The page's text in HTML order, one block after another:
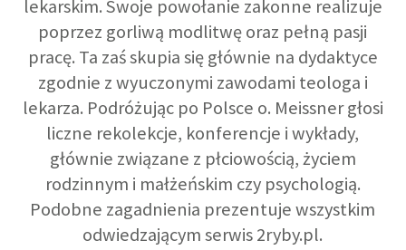
WESPRZYJ NAS
PARTNERZY
NEWSLETTER
DLA MEDIÓW
KONTAKT
lekarskim. Swoje powołanie zakonne realizuje
poprzez gorliwą modlitwę oraz pełną pasji
pracę. Ta zaś skupia się głównie na dydaktyce
zgodnie z wyuczonymi zawodami teologa i
lekarza. Podróżując po Polsce o. Meissner głosi
liczne rekolekcje, konferencje i wykłady,
głównie związane z płciowością, życiem
rodzinnym i małżeńskim czy psychologią.
Podobne zagadnienia prezentuje wszystkim
odwiedzającym serwis 2ryby.pl.